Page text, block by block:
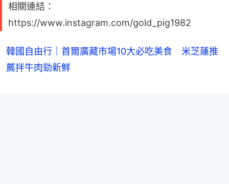
相關連結：
https://www.instagram.com/gold_pig1982
韓國自由行｜首爾廣藏市場10大必吃美食 米芝蓮推
薦拌牛肉勁新鮮